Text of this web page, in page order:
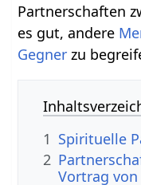
Partnerschaften
es gut, andere
Gegner zu
1 Spirituelle
2
Vortrag von